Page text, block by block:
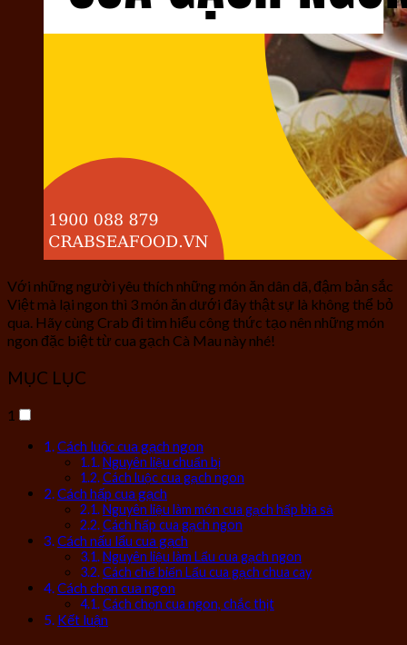
Với những người yêu thích những món ăn dân dã, đậm bản sắc
Việt mà lại ngon thì 3 món ăn dưới đây thật sự là không thể bỏ
qua. Hãy cùng Crab đi tìm hiểu công thức tạo nên những món
ngon đặc biệt từ cua gạch Cà Mau này nhé!
MỤC LỤC
1
Cách luộc cua gạch ngon
Nguyên liệu chuẩn bị
Cách luộc cua gạch ngon
Cách hấp cua gạch
Nguyên liệu làm món cua gạch hấp bia sả
Cách hấp cua gạch ngon
Cách nấu lẩu cua gạch
Nguyên liệu làm Lẩu cua gạch ngon
Cách chế biến Lẩu cua gạch chua cay
Cách chọn cua ngon
Cách chọn cua ngon, chắc thịt
Kết luận